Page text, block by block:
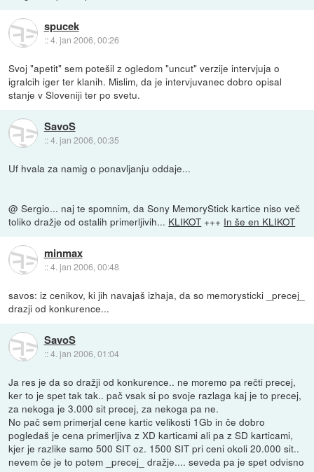
spucek
::4. jan 2006, 00:26
Svoj "apetit" sem potešil z ogledom "uncut" verzije intervjuja o
igralcih iger ter klanih. Mislim, da je intervjuvanec dobro opisal
stanje v Sloveniji ter po svetu.
SavoS
::4. jan 2006, 00:35
Uf hvala za namig o ponavljanju oddaje...
@ Sergio... naj te spomnim, da Sony MemoryStick kartice niso več
toliko dražje od ostalih primerljivih... KLIKOT +++ In še en KLIKOT
minmax
::4. jan 2006, 00:48
savos: iz cenikov, ki jih navajaš izhaja, da so memorysticki _precej_
drazji od konkurence...
SavoS
::4. jan 2006, 01:04
Ja res je da so dražji od konkurence.. ne moremo pa rečti precej,
ker to je spet tak tak.. pač vsak si po svoje razlaga kaj je to precej,
za nekoga je 3.000 sit precej, za nekoga pa ne.
No pač sem primerjal cene kartic velikosti 1Gb in če dobro
pogledaš je cena primerljiva z XD karticami ali pa z SD karticami,
kjer je razlike samo 500 SIT oz. 1500 SIT pri ceni okoli 20.000 sit..
nevem če je to potem _precej_ dražje.... seveda pa je spet odvisno